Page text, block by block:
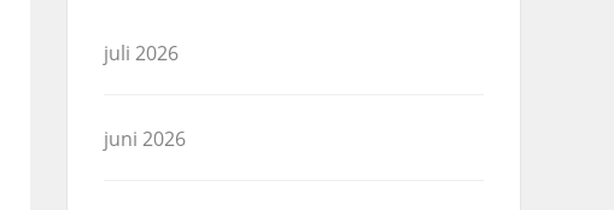
juli 2026
juni 2026